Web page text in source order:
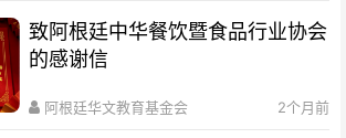
致阿根廷中华餐饮暨食品行业协会
的感谢信
阿根廷华文教育基金会 2个月前